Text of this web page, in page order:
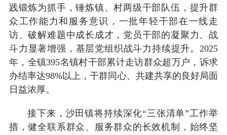
践锻炼为抓手，锤炼镇、村两级干部队伍，提升群
众工作能力和服务意识，一批年轻干部在一线走
访、破解难题中成长成才，党员干部的凝聚力、战
斗力显著增强，基层党组织战斗力持续提升。2025
年，全镇395名镇村干部累计走访群众超万户，诉求
办结率达98%以上，干群同心、共建共享的良好局面
日益浓厚。
接下来，沙田镇将持续深化“三张清单”工作举
措，健全联系群众、服务群众的长效机制，始终坚